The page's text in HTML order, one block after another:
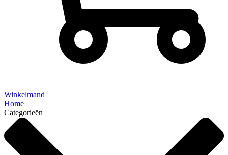
Winkelmand
Home
Categorieën